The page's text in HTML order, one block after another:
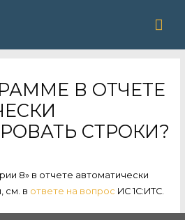
В ОТЧЕТЕ
СТРОКИ?
8» в отчете автоматически
см. в ответе на вопрос ИС 1С:ИТС.